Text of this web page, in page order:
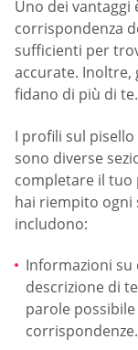
Uno dei vantaggi
corrispondenza
sufficienti per
accurate.
fidano di più di te.
I profili sul
sono diverse
completare il tuo
hai riempito ogni
includono:
Informazioni
descrizione di
parole